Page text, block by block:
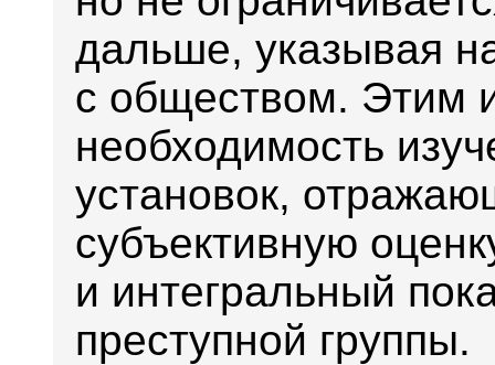
дальше, указывая
с обществом. Этим
необходимость
установок,
субъективную
и интегральный
преступной группы.